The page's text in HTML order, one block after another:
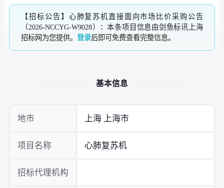
【招标公告】心肺复苏机直接面向市场比价采购公告
（2026-NCCYG-W9028）：本条项目信息由剑鱼标讯上海
招标网为您提供。登录后即可免费查看完整信息。
基本信息
地市 上海 上海市
项目名称 心肺复苏机
招标代理机构